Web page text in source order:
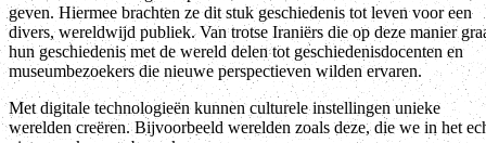
geven. Hiermee brachten ze dit stuk geschiedenis tot leven voor een
divers, wereldwijd publiek. Van trotse Iraniërs die op deze manier
hun geschiedenis met de wereld delen tot geschiedenisdocenten en
museumbezoekers die nieuwe perspectieven wilden ervaren.
Met digitale technologieën kunnen culturele instellingen unieke
werelden creëren. Bijvoorbeeld werelden zoals deze, die we in het